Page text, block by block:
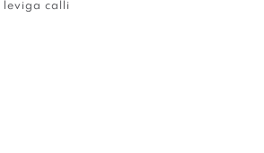
leviga calli